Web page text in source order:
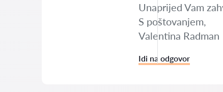
Unaprijed Vam
S poštovanjem,
Valentina Radman
Idi na odgovor